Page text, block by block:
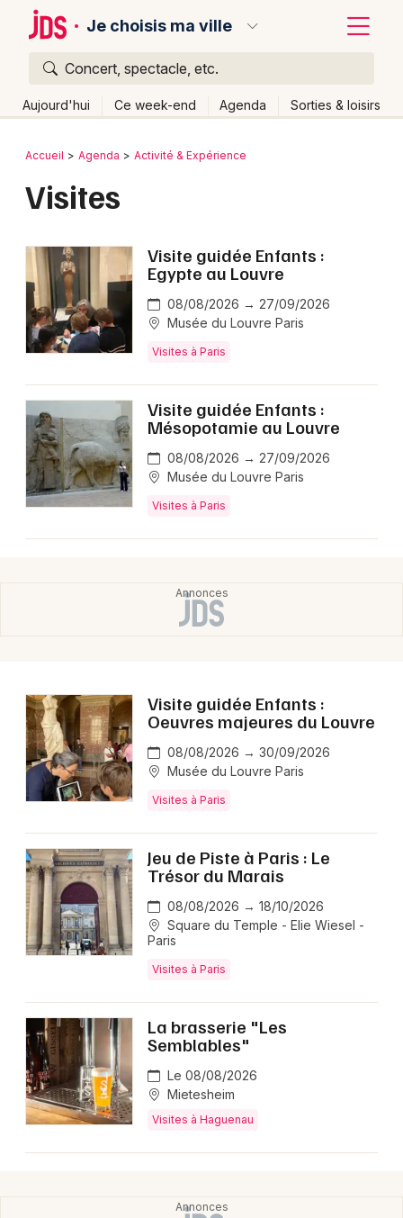
Je choisis ma ville
Concert, spectacle, etc.
Aujourd'hui Ce week-end Agenda Sorties & loisirs
Publier un événement
Grands événements
Activité & Expérience
Manifestations
Foires & salons
Spectacles
Concerts
Sorties & loisirs
Newsletter des sorties
Artistes en tournée
Actualités
Magazine
Choisir mes départements
Bordeaux
Lille
Lyon
Marseille
Montpellier
Nantes
Nice
Retour
Accueil Agenda Activité & Expérience
Visites
Visite guidée Enfants :
Egypte au Louvre
08/08/2026 → 27/09/2026
Musée du Louvre Paris
Visites à Paris
Visite guidée Enfants :
Mésopotamie au Louvre
08/08/2026 → 27/09/2026
Musée du Louvre Paris
Visites à Paris
Visite guidée Enfants :
Oeuvres majeures du Louvre
08/08/2026 → 30/09/2026
Musée du Louvre Paris
Visites à Paris
Jeu de Piste à Paris : Le
Trésor du Marais
08/08/2026 → 18/10/2026
Square du Temple - Elie Wiesel -
Paris
Visites à Paris
La brasserie "Les
Semblables"
Le 08/08/2026
Mietesheim
Visites à Haguenau
Quoi ?
Où ?
Quand ?
Aujourd'hui
Demain